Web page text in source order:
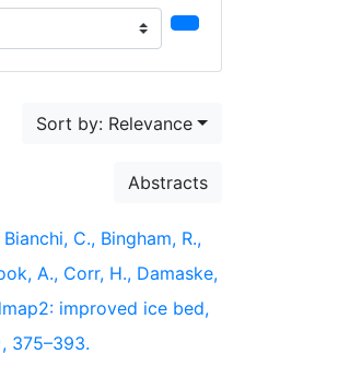
Sort by: Relevance
Abstracts
C., Bingham, R.,
A., Corr, H., Damaske,
improved ice bed,
375–393.